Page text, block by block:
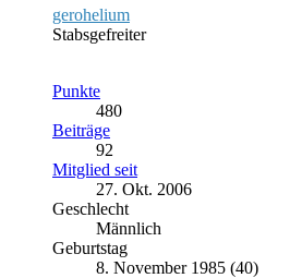
gerohelium
Stabsgefreiter
Punkte
480
Beiträge
92
Mitglied seit
27. Okt. 2006
Geschlecht
Männlich
Geburtstag
8. November 1985 (40)